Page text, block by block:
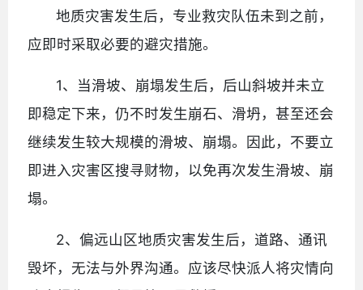
地质灾害发生后，专业救灾队伍未到之前，
应即时采取必要的避灾措施。
1、当滑坡、崩塌发生后，后山斜坡并未立
即稳定下来，仍不时发生崩石、滑坍，甚至还会
继续发生较大规模的滑坡、崩塌。因此，不要立
即进入灾害区搜寻财物，以免再次发生滑坡、崩
塌。
2、偏远山区地质灾害发生后，道路、通讯
毁坏，无法与外界沟通。应该尽快派人将灾情向